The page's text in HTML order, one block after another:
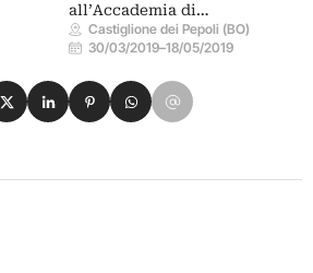
all’Accademia di…
Castiglione dei Pepoli (BO)
30/03/2019–18/05/2019
su Facebook
su X
Condividi su LinkedIn
Condividi su Pinterest
Condividi su WhatsApp
Condividi su Email